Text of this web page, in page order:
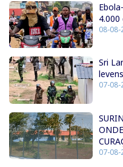
4.000
08-08-
Sri
07-08-
07-08-